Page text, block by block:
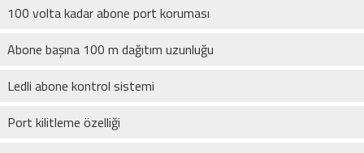
100 volta kadar abone port koruması
Abone başına 100 m dağıtım uzunluğu
Ledli abone kontrol sistemi
Port kilitleme özelliği